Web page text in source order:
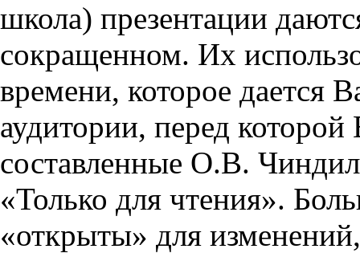
школа) презентации
сокращенном. Их
времени, которое дается
аудитории, перед
составленные О.В.
«Только для чтения».
«открыты» для